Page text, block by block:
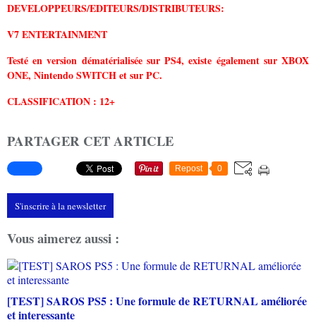
DEVELOPPEURS/EDITEURS/DISTRIBUTEURS:
V7 ENTERTAINMENT
Testé en version dématérialisée sur PS4, existe également sur XBOX
ONE, Nintendo SWITCH et sur PC.
CLASSIFICATION : 12+
PARTAGER CET ARTICLE
Repost 0
S'inscrire à la newsletter
Vous aimerez aussi :
[TEST] SAROS PS5 : Une formule de RETURNAL améliorée
et interessante